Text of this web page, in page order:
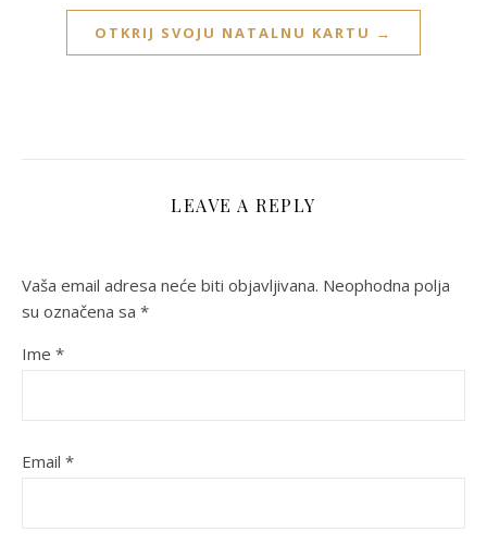
OTKRIJ SVOJU NATALNU KARTU →
LEAVE A REPLY
Vaša email adresa neće biti objavljivana. Neophodna polja
su označena sa *
Ime *
Email *